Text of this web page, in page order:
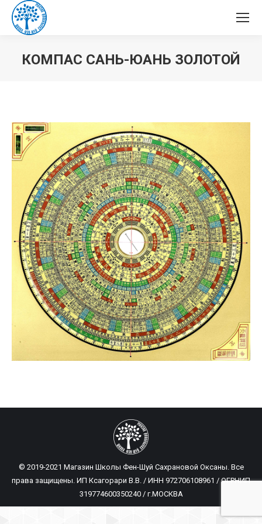
КОМПАС САНЬ-ЮАНЬ ЗОЛОТОЙ
© 2019-2021 Магазин Школы Фен-Шуй Сахрановой Оксаны. Все
права защищены. ИП Ксагорари В.В. / ИНН 972706108961 / ОГРНИП
319774600350240 / г.МОСКВА